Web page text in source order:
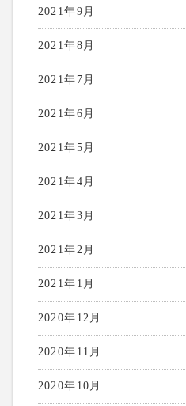
2021年9月
2021年8月
2021年7月
2021年6月
2021年5月
2021年4月
2021年3月
2021年2月
2021年1月
2020年12月
2020年11月
2020年10月